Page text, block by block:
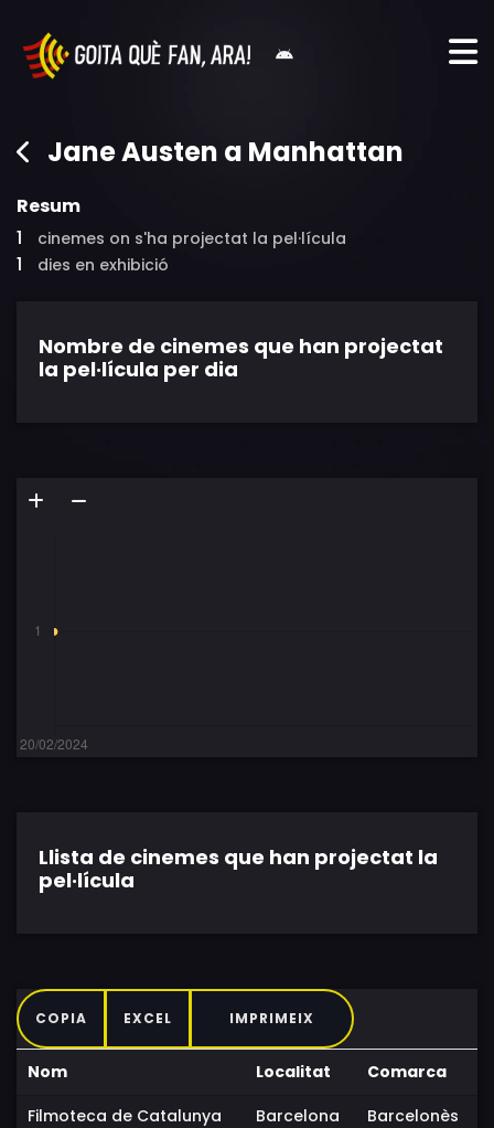
Jane Austen a Manhattan
Resum
1
cinemes on s'ha projectat la pel·lícula
1 dies en exhibició
Nombre de cinemes que han projectat
la pel·lícula per dia
Llista de cinemes que han projectat la
pel·lícula
COPIA EXCEL IMPRIMEIX
Nom Localitat
Comarca
Filmoteca de Catalunya
Barcelona Barcelonès